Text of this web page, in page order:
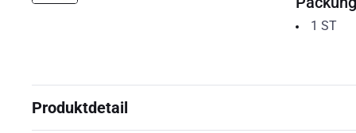
1 ST
Produktdetail